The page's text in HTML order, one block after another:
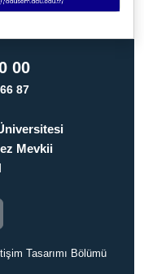
00
87
Mevkii
Tasarımı Bölümü